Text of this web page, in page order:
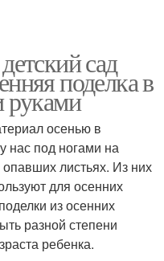
сад
поделка в
руками
осенью в
нас под ногами на
листьях. Из них
для осенних
из осенних
разной степени
ребенка.